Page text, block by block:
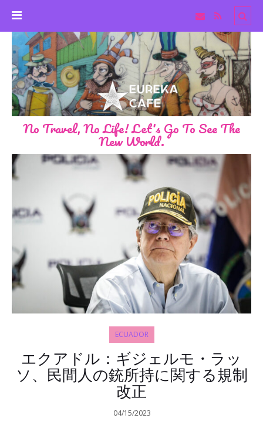
No Travel, No Life! Let's Go To See The
New World.
ECUADOR
エクアドル：ギジェルモ・ラッ
ソ、民間人の銃所持に関する規制
改正
04/15/2023